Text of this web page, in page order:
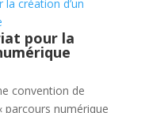
pour la
convention de
parcours numérique